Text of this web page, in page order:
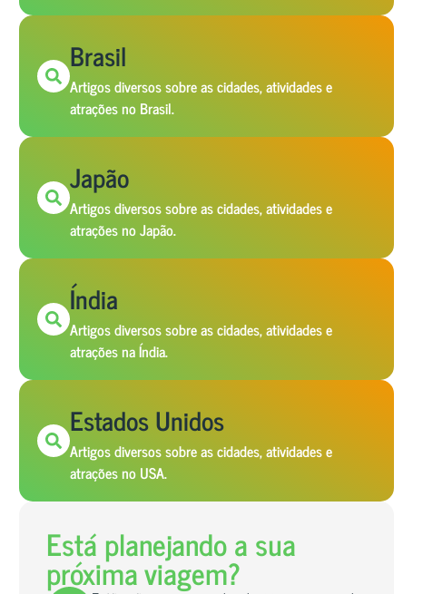
Brasil
Artigos diversos sobre as cidades, atividades e
atrações no Brasil.
Japão
Artigos diversos sobre as cidades, atividades e
atrações no Japão.
Índia
Artigos diversos sobre as cidades, atividades e
atrações na Índia.
Estados Unidos
Artigos diversos sobre as cidades, atividades e
atrações no USA.
Está planejando a sua
próxima viagem?